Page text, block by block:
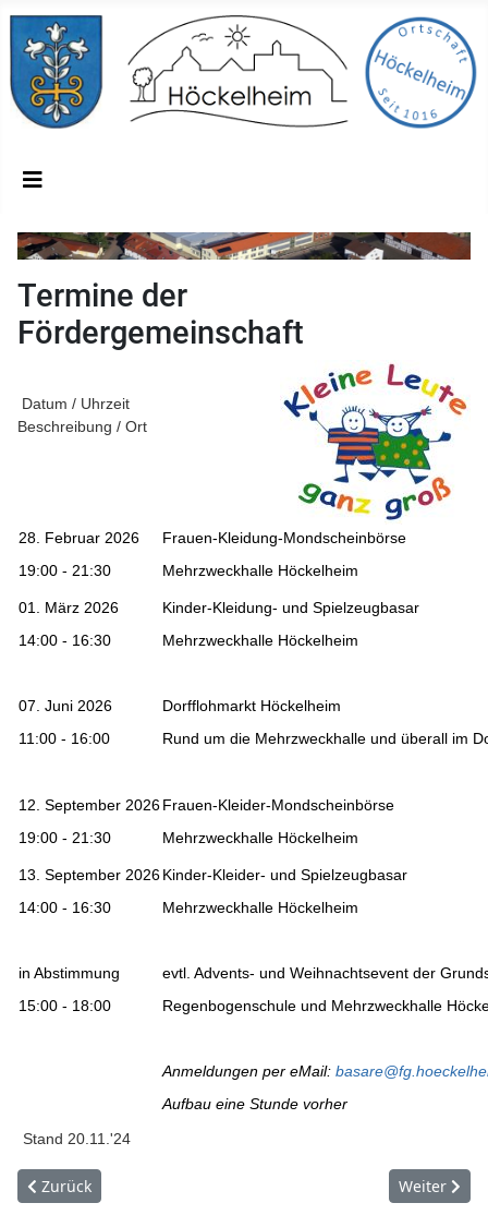
Termine der
Fördergemeinschaft
Datum / Uhrzeit
Beschreibung / Ort
28. Februar 2026
19:00 - 21:30
Frauen-Kleidung-Mondscheinbörse
Mehrzweckhalle Höckelheim
01. März 2026
14:00 - 16:30
Kinder-Kleidung- und Spielzeugbasar
Mehrzweckhalle Höckelheim
07. Juni 2026
11:00 - 16:00
Dorfflohmarkt Höckelheim
Rund um die Mehrzweckhalle und überall im
12. September 2026
19:00 - 21:30
Frauen-Kleider-Mondscheinbörse
Mehrzweckhalle Höckelheim
13. September 2026
14:00 - 16:30
Kinder-Kleider- und Spielzeugbasar
Mehrzweckhalle Höckelheim
in Abstimmung
15:00 - 18:00
evtl. Advents- und Weihnachtsevent der
Regenbogenschule und Mehrzweckhalle
Anmeldungen per eMail:
Aufbau eine Stunde vorher
Stand 20.11.'24
Vorheriger Beitrag: Mitgliedschaft in der Fördergemeinschaft
Zurück Nächster
Weiter